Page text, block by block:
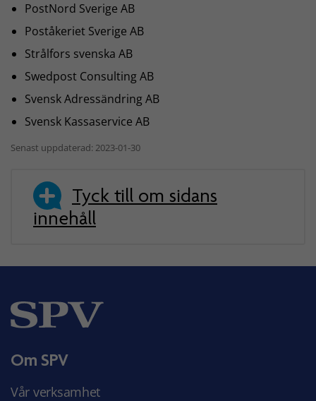
PostNord Sverige AB
Poståkeriet Sverige AB
Strålfors svenska AB
Swedpost Consulting AB
Svensk Adressändring AB
Svensk Kassaservice AB
Senast uppdaterad: 2023-01-30
Tyck till om sidans
innehåll
Om SPV
Vår verksamhet